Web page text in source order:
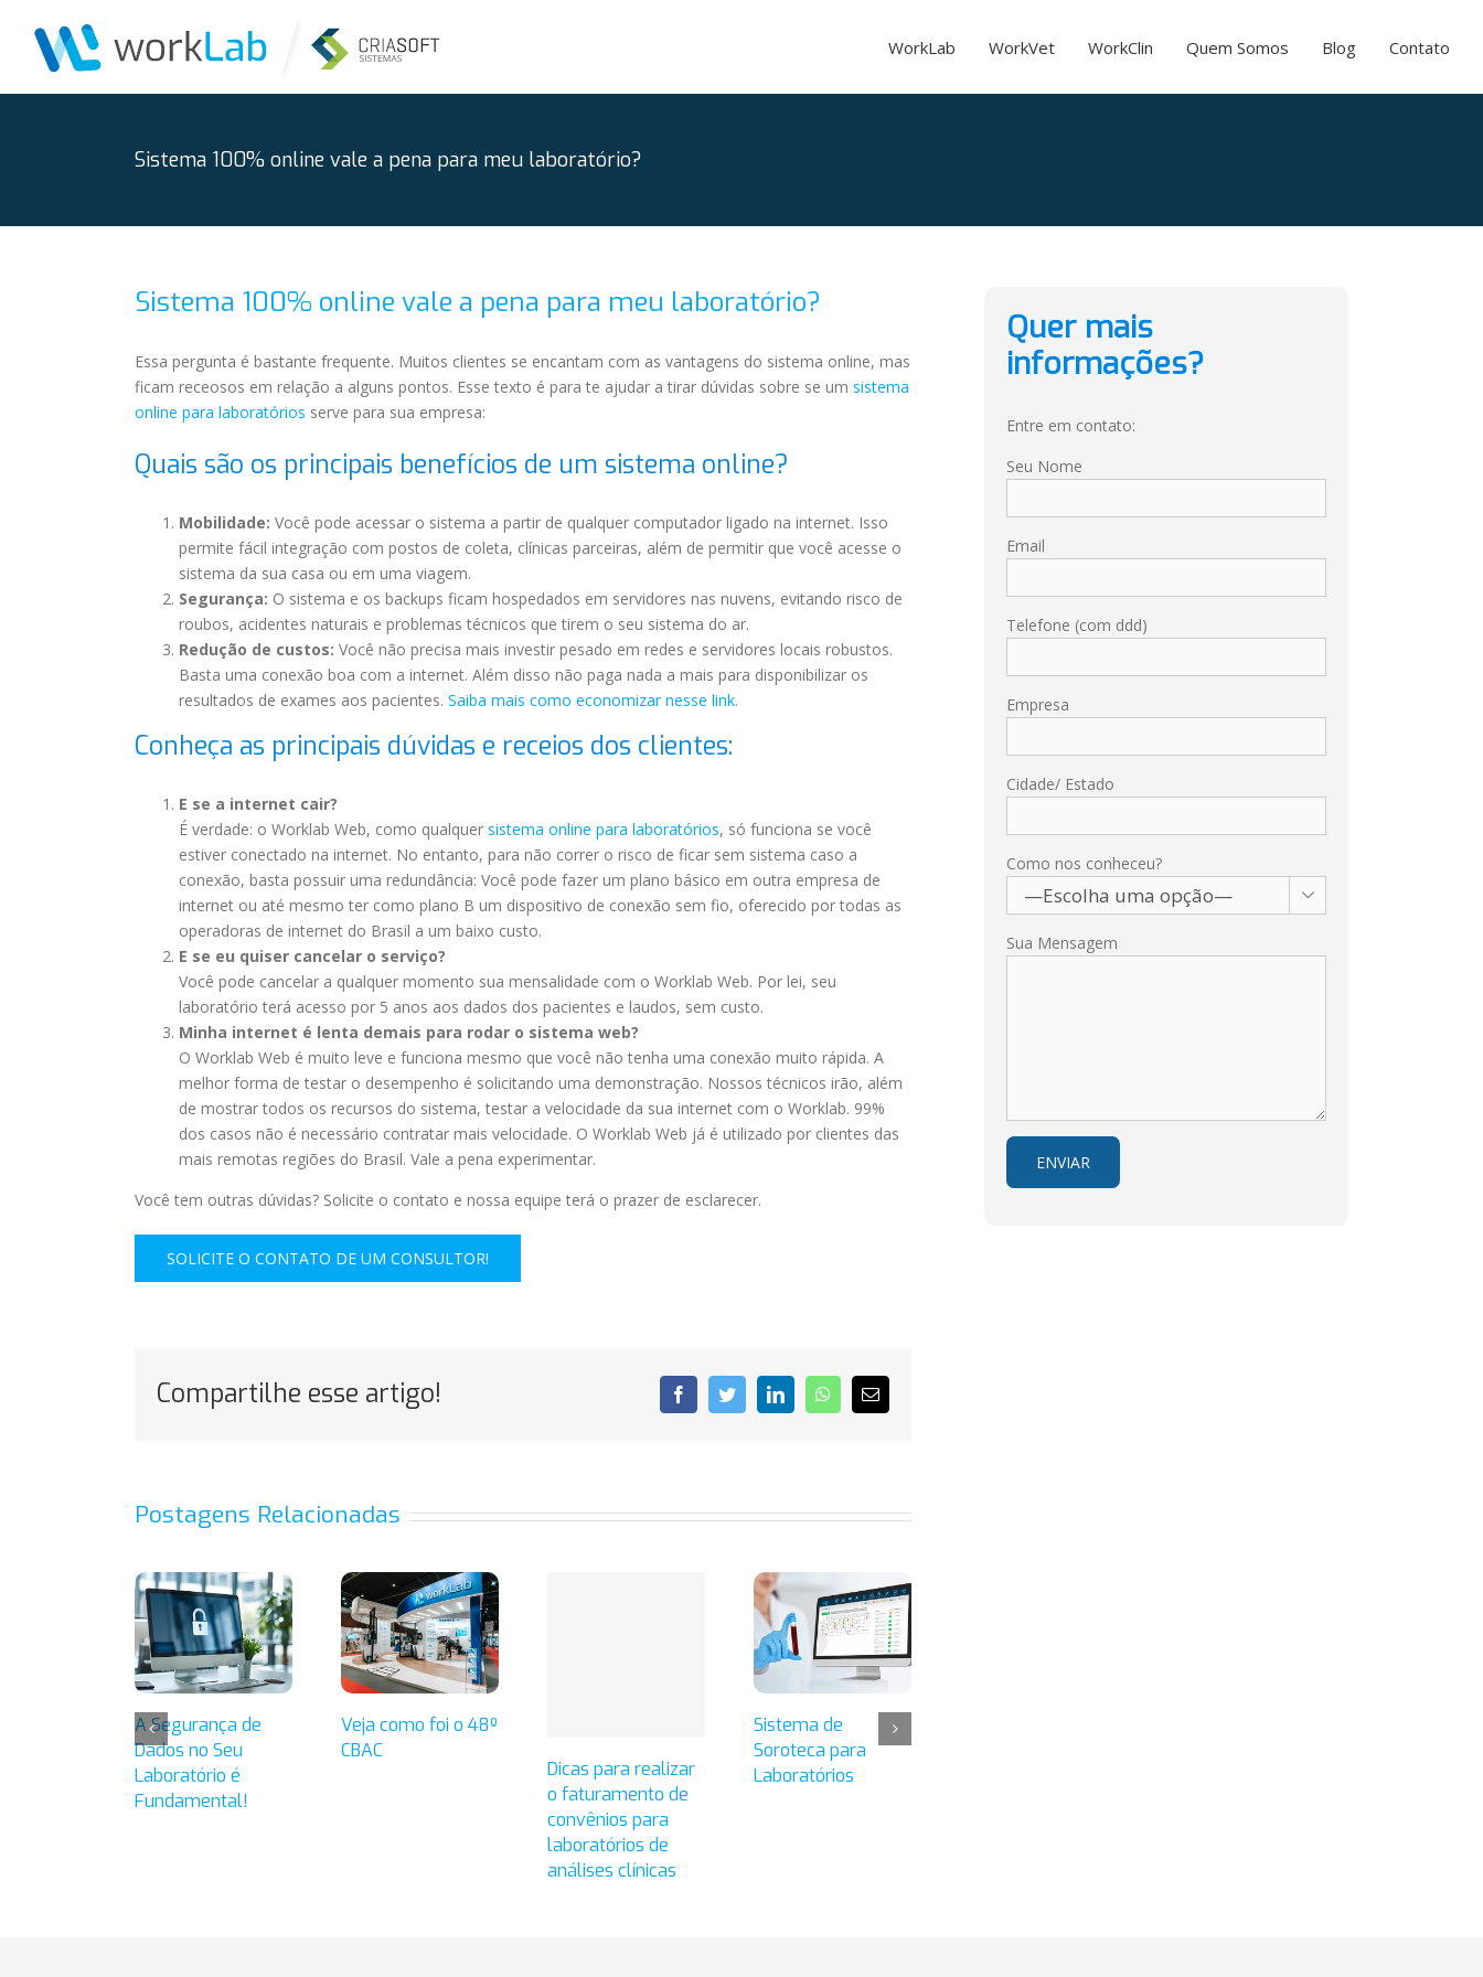
WorkLab WorkVet WorkClin Quem Somos Blog Contato
Sistema 100% online vale a pena para meu laboratório?
Sistema 100% online vale a pena para meu laboratório?
Essa pergunta é bastante frequente. Muitos clientes se encantam com as vantagens do sistema online, mas
ficam receosos em relação a alguns pontos. Esse texto é para te ajudar a tirar dúvidas sobre se um sistema
online para laboratórios serve para sua empresa:
Quais são os principais benefícios de um sistema online?
Mobilidade: Você pode acessar o sistema a partir de qualquer computador ligado na internet. Isso
permite fácil integração com postos de coleta, clínicas parceiras, além de permitir que você acesse o
sistema da sua casa ou em uma viagem.
Segurança: O sistema e os backups ficam hospedados em servidores nas nuvens, evitando risco de
roubos, acidentes naturais e problemas técnicos que tirem o seu sistema do ar.
Redução de custos: Você não precisa mais investir pesado em redes e servidores locais robustos.
Basta uma conexão boa com a internet. Além disso não paga nada a mais para disponibilizar os
resultados de exames aos pacientes. Saiba mais como economizar nesse link.
Conheça as principais dúvidas e receios dos clientes:
E se a internet cair?
É verdade: o Worklab Web, como qualquer sistema online para laboratórios, só funciona se você
estiver conectado na internet. No entanto, para não correr o risco de ficar sem sistema caso a
conexão, basta possuir uma redundância: Você pode fazer um plano básico em outra empresa de
internet ou até mesmo ter como plano B um dispositivo de conexão sem fio, oferecido por todas as
operadoras de internet do Brasil a um baixo custo.
E se eu quiser cancelar o serviço?
Você pode cancelar a qualquer momento sua mensalidade com o Worklab Web. Por lei, seu
laboratório terá acesso por 5 anos aos dados dos pacientes e laudos, sem custo.
Minha internet é lenta demais para rodar o sistema web?
O Worklab Web é muito leve e funciona mesmo que você não tenha uma conexão muito rápida. A
melhor forma de testar o desempenho é solicitando uma demonstração. Nossos técnicos irão, além
de mostrar todos os recursos do sistema, testar a velocidade da sua internet com o Worklab. 99%
dos casos não é necessário contratar mais velocidade. O Worklab Web já é utilizado por clientes das
mais remotas regiões do Brasil. Vale a pena experimentar.
Você tem outras dúvidas? Solicite o contato e nossa equipe terá o prazer de esclarecer.
SOLICITE O CONTATO DE UM CONSULTOR!
Compartilhe esse artigo! FacebookTwitterLinkedInWhatsApp
E-
mail
Postagens Relacionadas
A Segurança de
Dados no Seu
Laboratório é
Fundamental!
Veja como foi o 48º
CBAC
Dicas para realizar
o faturamento de
convênios para
laboratórios de
análises clínicas
Sistema de
Soroteca para
Laboratórios
Quer mais
informações?
Entre em contato:
Seu Nome
Email
Telefone (com ddd)
Empresa
Cidade/ Estado
Como nos conheceu?

Sua Mensagem